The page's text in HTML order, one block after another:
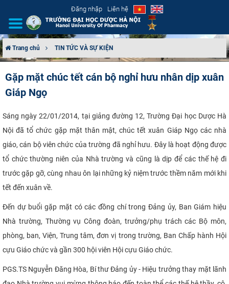
Đăng nhập Liên hệ
CƠ CẤU TỔ CHỨC
TUYỂN SINH
ĐÀO TẠO
ĐẢM BẢO CHẤT LƯỢNG
KHOA HỌC CÔNG NGHỆ
HTQT
CỰU NGƯỜI HỌC
Trang chủ TIN TỨC VÀ SỰ KIỆN
Gặp mặt chúc tết cán bộ nghỉ hưu nhân dịp xuân
Giáp Ngọ
Sáng ngày 22/01/2014, tại giảng đường 12, Trường Đại học Dược Hà
Nội đã tổ chức gặp mặt thân mật, chúc tết xuân Giáp Ngọ các nhà
giáo, cán bộ viên chức của trường đã nghỉ hưu. Đây là hoạt động được
tổ chức thường niên của Nhà trường và cũng là dịp để các thế hệ đi
trước gặp gỡ, cùng nhau ôn lại những kỷ niệm trước thềm năm mới khi
tết đến xuân về.
Đến dự buổi gặp mặt có các đồng chí trong Đảng ủy, Ban Giám hiệu
Nhà trường, Thường vụ Công đoàn, trưởng/phụ trách các Bộ môn,
phòng, ban, Viện, Trung tâm, đơn vị trong trường, Ban Chấp hành Hội
cựu Giáo chức và gần 300 hội viên Hội cựu Giáo chức.
PGS.TS Nguyễn Đăng Hòa, Bí thư Đảng ủy - Hiệu trưởng thay mặt lãnh